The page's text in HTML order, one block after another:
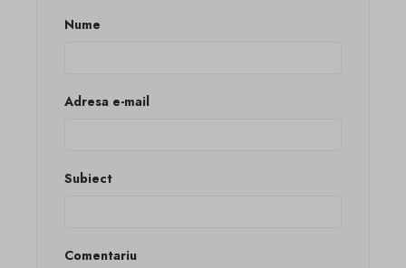
Nume
Adresa e-mail
Subiect
Comentariu